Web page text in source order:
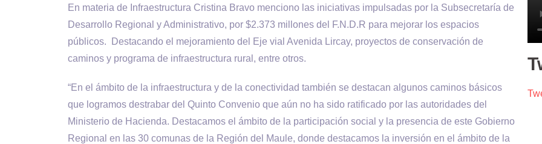
En materia de Infraestructura Cristina Bravo menciono las iniciativas impulsadas por la Subsecretaría de
Desarrollo Regional y Administrativo, por $2.373 millones del F.N.D.R para mejorar los espacios
públicos. Destacando el mejoramiento del Eje vial Avenida Lircay, proyectos de conservación de
caminos y programa de infraestructura rural, entre otros.
“En el ámbito de la infraestructura y de la conectividad también se destacan algunos caminos básicos
que logramos destrabar del Quinto Convenio que aún no ha sido ratificado por las autoridades del
Ministerio de Hacienda. Destacamos el ámbito de la participación social y la presencia de este Gobierno
Regional en las 30 comunas de la Región del Maule, donde destacamos la inversión en el ámbito de la